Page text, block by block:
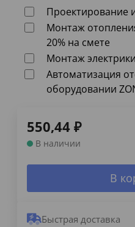
Проектирование
Монтаж
20% на смете
Монтаж
Автоматизация
оборудовании
550,44 ₽
В наличии
В
Быстрая доставка